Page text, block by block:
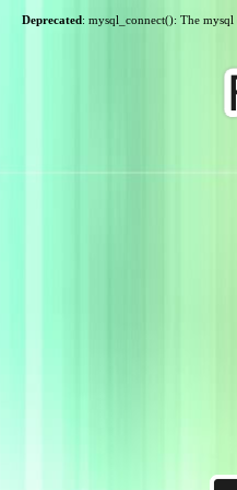
Deprecated: mysql_connect(): The